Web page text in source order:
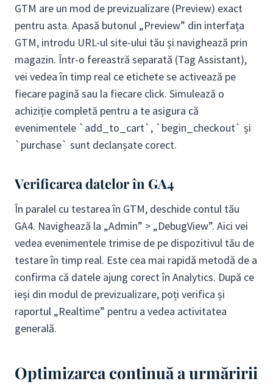
GTM are un mod de previzualizare (Preview) exact
pentru asta. Apasă butonul „Preview” din interfața
GTM, introdu URL-ul site-ului tău și navighează prin
magazin. Într-o fereastră separată (Tag Assistant),
vei vedea în timp real ce etichete se activează pe
fiecare pagină sau la fiecare click. Simulează o
achiziție completă pentru a te asigura că
evenimentele `add_to_cart`, `begin_checkout` și
`purchase` sunt declanșate corect.
Verificarea datelor în GA4
În paralel cu testarea în GTM, deschide contul tău
GA4. Navighează la „Admin” > „DebugView”. Aici vei
vedea evenimentele trimise de pe dispozitivul tău de
testare în timp real. Este cea mai rapidă metodă de a
confirma că datele ajung corect în Analytics. După ce
ieși din modul de previzualizare, poți verifica și
raportul „Realtime” pentru a vedea activitatea
generală.
Optimizarea continuă a urmăririi